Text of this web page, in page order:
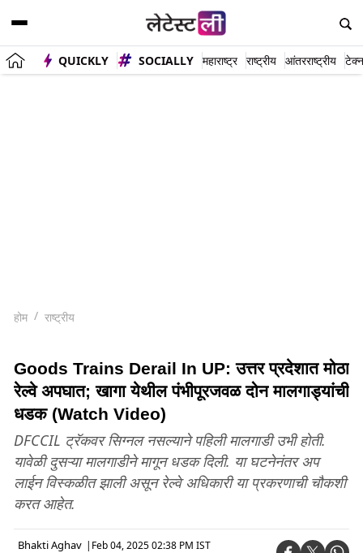
QUICKLY SOCIALLY महाराष्ट्र राष्ट्रीय आंतरराष्ट्रीय
होम राष्ट्रीय
Goods Trains Derail In UP: उत्तर प्रदेशात मोठा
रेल्वे अपघात; खागा येथील पंभीपूरजवळ दोन मालगाड्यांची
धडक (Watch Video)
DFCCIL ट्रॅकवर सिग्नल नसल्याने पहिली मालगाडी उभी होती.
यावेळी दुसऱ्या मालगाडीने मागून धडक दिली. या घटनेनंतर अप
लाईन विस्कळीत झाली असून रेल्वे अधिकारी या प्रकरणाची चौकशी
करत आहेत.
Bhakti Aghav | Feb 04, 2025 02:38 PM IST